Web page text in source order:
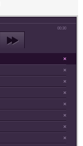
00:30
×
×
×
×
×
×
×
×